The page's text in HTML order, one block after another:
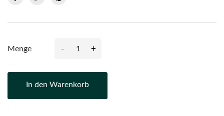
Menge - +
In den Warenkorb